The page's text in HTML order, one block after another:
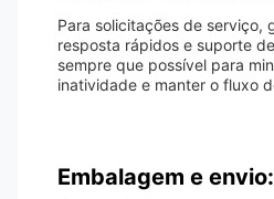
Para solicitações de serviço,
resposta rápidos e suporte
sempre que possível para
inatividade e manter o fluxo
Embalagem e envio: